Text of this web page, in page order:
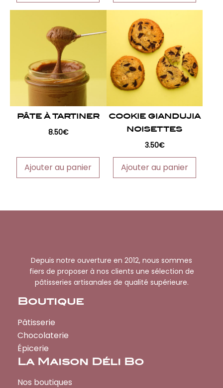
PÂTE À TARTINER
8.50€
Ajouter au panier
COOKIE GIANDUJIA
NOISETTES
3.50€
Ajouter au panier
Depuis notre ouverture en 2012, nous sommes
fiers de proposer à nos clients une sélection de
pâtisseries artisanales de qualité supérieure.
Boutique
Pâtisserie
Chocolaterie
Épicerie
La Maison Déli Bo
Nos boutiques